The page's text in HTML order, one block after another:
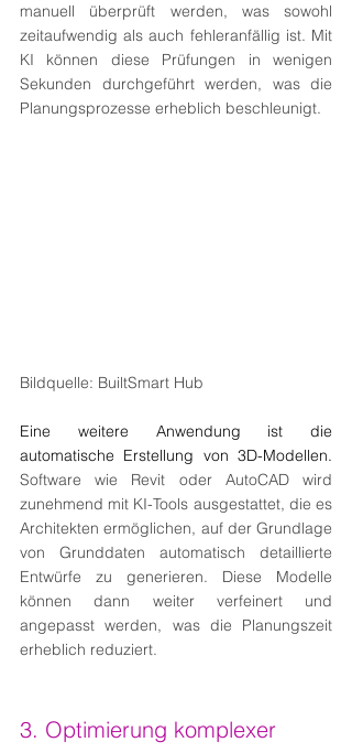
manuell überprüft werden, was sowohl
zeitaufwendig als auch fehleranfällig ist. Mit
KI können diese Prüfungen in wenigen
Sekunden durchgeführt werden, was die
Planungsprozesse erheblich beschleunigt.
Bildquelle: BuiltSmart Hub
Eine weitere Anwendung ist die
automatische Erstellung von 3D-Modellen.
Software wie Revit oder AutoCAD wird
zunehmend mit KI-Tools ausgestattet, die es
Architekten ermöglichen, auf der Grundlage
von Grunddaten automatisch detaillierte
Entwürfe zu generieren. Diese Modelle
können dann weiter verfeinert und
angepasst werden, was die Planungszeit
erheblich reduziert.
3. Optimierung komplexer